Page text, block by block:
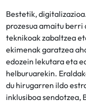
Bestetik,
prozesua amaitu
teknikoak zabaltzea
ekimenak garatzea
edozein lekutara eta
helburuarekin.
du hirugarren ildo
inklusiboa sendotzea,